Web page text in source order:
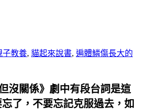
子教養, 貓起來說書, 遍體鱗傷長大的
沒關係》劇中有段台詞是這
了，不要忘記克服過去，如